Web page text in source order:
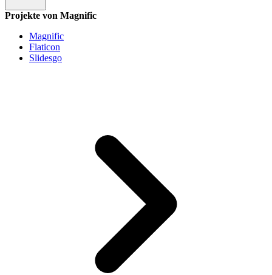
Projekte von Magnific
Magnific
Flaticon
Slidesgo